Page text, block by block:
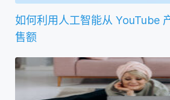
如何利用人工智能从 YouTube
售额